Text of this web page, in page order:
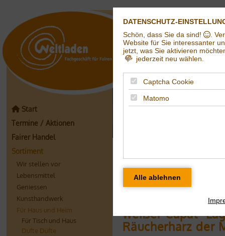
Start
Termine / Aktionen
Fairer Handel
Sortiment
Wir stellen vor
Lebensmittel
Geniessen
Kunsthandwerk
Für Haus und Heim
Für Tisch und Haus
Dufte Düfte
Weltladen in
Räucherhütchen
weißer Capal
Räucherharz der
DATENSCHUTZ-
Schön, dass Sie da sind!
.
Website für Sie interessanter
jetzt, was Sie aktivieren
jederzeit neu wählen.
Captcha Cookie
Matomo